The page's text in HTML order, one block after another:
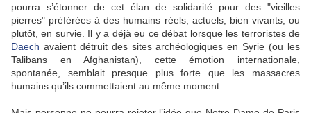
pourra s’étonner de cet élan de solidarité pour des "vieilles
pierres" préférées à des humains réels, actuels, bien vivants, ou
plutôt, en survie. Il y a déjà eu ce débat lorsque les terroristes de
Daech avaient détruit des sites archéologiques en Syrie (ou les
Talibans en Afghanistan), cette émotion internationale,
spontanée, semblait presque plus forte que les massacres
humains qu’ils commettaient au même moment.